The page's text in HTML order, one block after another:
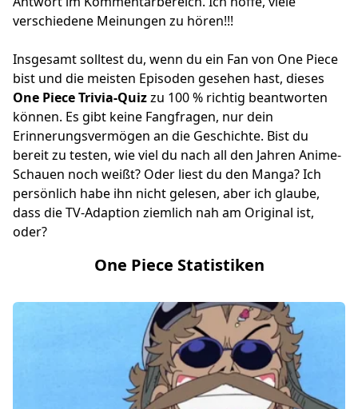
verschiedene Meinungen zu hören!!!
Insgesamt solltest du, wenn du ein Fan von One Piece
bist und die meisten Episoden gesehen hast, dieses
One Piece Trivia-Quizzu 100 % richtig beantworten
können. Es gibt keine Fangfragen, nur dein
Erinnerungsvermögen an die Geschichte. Bist du
bereit zu testen, wie viel du nach all den Jahren Anime-
Schauen noch weißt? Oder liest du den Manga? Ich
persönlich habe ihn nicht gelesen, aber ich glaube,
dass die TV-Adaption ziemlich nah am Original ist,
oder?
One Piece Statistiken